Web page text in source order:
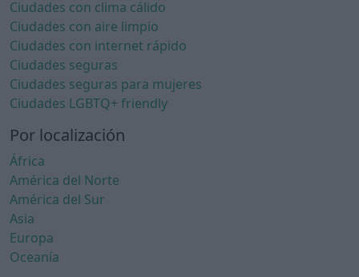
Ciudades con clima cálido
Ciudades con aire limpio
Ciudades con internet rápido
Ciudades seguras
Ciudades seguras para mujeres
Ciudades LGBTQ+ friendly
Por localización
África
América del Norte
América del Sur
Asia
Europa
Oceanía